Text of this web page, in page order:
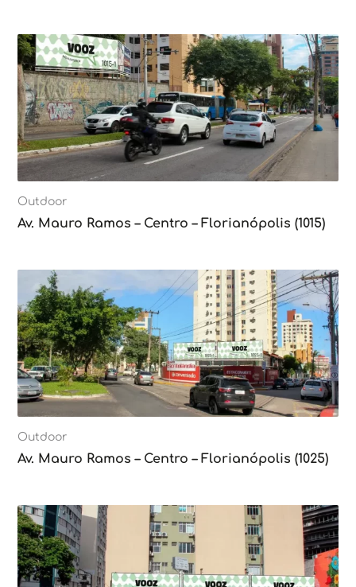
Outdoor
Av. Mauro Ramos – Centro – Florianópolis (1015)
Outdoor
Av. Mauro Ramos – Centro – Florianópolis (1025)